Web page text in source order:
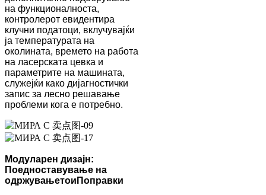
на функционалноста,
контролерот евидентира
клучни податоци, вклучувајќи
ја температурата на
околината, времето на работа
на ласерската цевка и
параметрите на машината,
служејќи како дијагностички
запис за лесно решавање
проблеми кога е потребно.
Модуларен дизајн:
Поедноставување на
одржувањетои Поправки